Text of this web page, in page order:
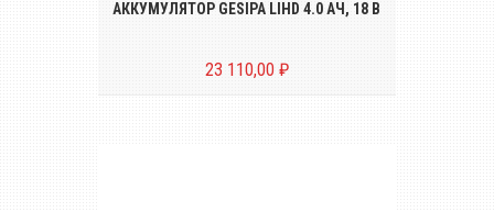
АККУМУЛЯТОР GESIPA LIHD 4.0 АЧ, 18 В
23 110,00 ₽